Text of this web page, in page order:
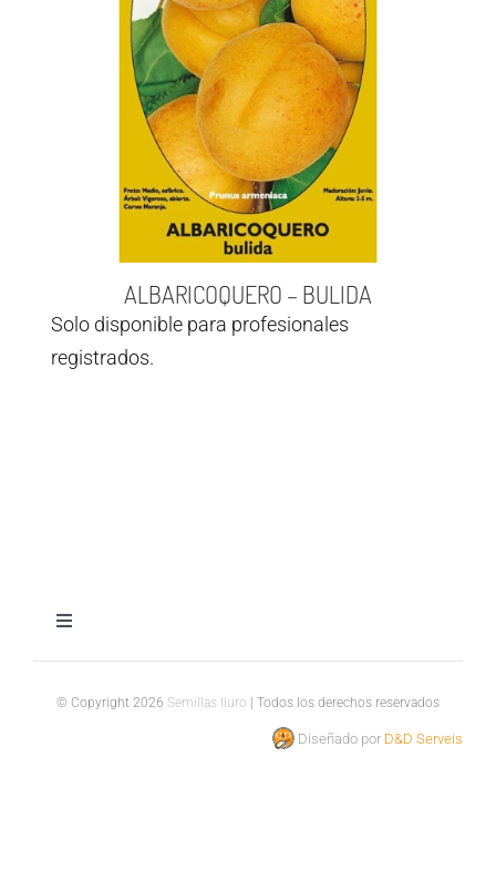
ALBARICOQUERO – BULIDA
Solo disponible para profesionales
registrados.
Toggle
© Copyright 2026 Semillas Iluro | Todos los derechos reservados
Diseñado por D&D Serveis